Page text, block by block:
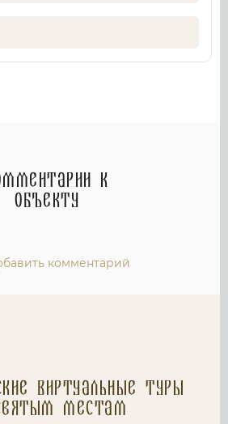
к
объекту
комментарий
Виртуальные туры
местам